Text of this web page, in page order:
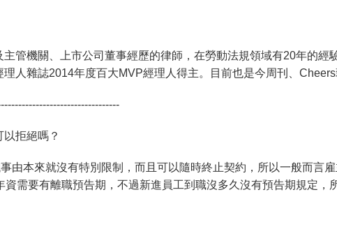
管機關、上市公司董事經歷的律師，在勞動法規領域有20年的經
人雜誌2014年度百大MVP經理人得主。目前也是今周刊、Cheers
拒絕嗎？
由本來就沒有特別限制，而且可以隨時終止契約，所以一般而言
需要有離職預告期，不過新進員工到職沒多久沒有預告期規定，